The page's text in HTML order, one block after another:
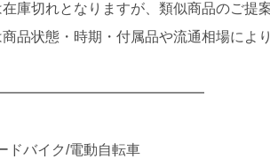
庫切れとなりますが、類似商品のご提
品状態・時期・付属品や流通相場によ
ドバイク/電動自転車